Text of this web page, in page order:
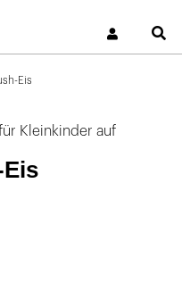
Eis
Kleinkinder auf